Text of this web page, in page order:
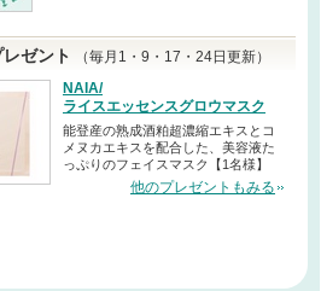
ゼント
（毎月1・9・17・24日更新）
NAIA/
ライスエッセンスグロウマスク
能登産の熟成酒粕超濃縮エキスとコ
メヌカエキスを配合した、美容液た
っぷりのフェイスマスク【1名様】
他のプレゼントもみる